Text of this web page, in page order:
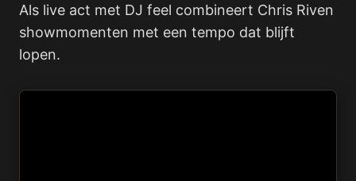
Als live act met DJ feel combineert Chris Riven
showmomenten met een tempo dat blijft
lopen.